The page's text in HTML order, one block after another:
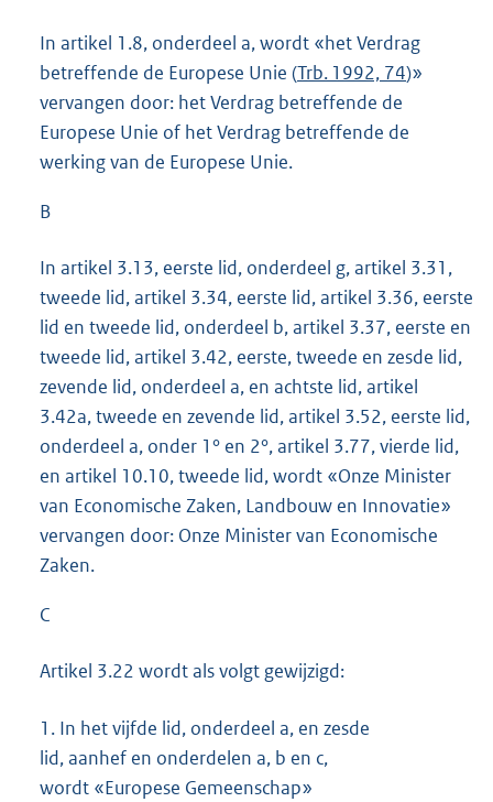
In artikel 1.8, onderdeel a, wordt «het Verdrag
betreffende de Europese Unie (Trb. 1992, 74)»
vervangen door: het Verdrag betreffende de
Europese Unie of het Verdrag betreffende de
werking van de Europese Unie.
B
In artikel 3.13, eerste lid, onderdeel g, artikel 3.31,
tweede lid, artikel 3.34, eerste lid, artikel 3.36, eerste
lid en tweede lid, onderdeel b, artikel 3.37, eerste en
tweede lid, artikel 3.42, eerste, tweede en zesde lid,
zevende lid, onderdeel a, en achtste lid, artikel
3.42a, tweede en zevende lid, artikel 3.52, eerste lid,
onderdeel a, onder 1° en 2°, artikel 3.77, vierde lid,
en artikel 10.10, tweede lid, wordt «Onze Minister
van Economische Zaken, Landbouw en Innovatie»
vervangen door: Onze Minister van Economische
Zaken.
C
Artikel 3.22 wordt als volgt gewijzigd:
1. In het vijfde lid, onderdeel a, en zesde
lid, aanhef en onderdelen a, b en c,
wordt «Europese Gemeenschap»